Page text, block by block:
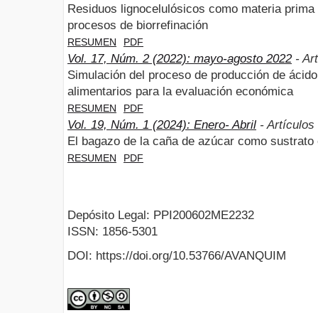
Residuos lignocelulósicos como materia
procesos de biorrefinación
RESUMEN PDF
Vol. 17, Núm. 2 (2022): mayo-agosto 2022-
Simulación del proceso de producción de
alimentarios para la evaluación económica
RESUMEN PDF
Vol. 19, Núm. 1 (2024): Enero- Abril -
El bagazo de la caña de azúcar como
RESUMEN PDF
Depósito Legal: PPI200602ME2232
ISSN: 1856-5301
DOI: https://doi.org/10.53766/AVANQUIM